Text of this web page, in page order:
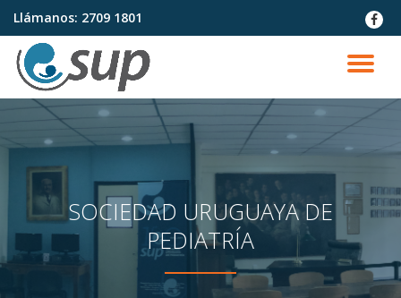
Saltar
contenido
Llámanos: 2709 1801
fa-
SOCIEDAD URUGUAYA DE
PEDIATRÍA